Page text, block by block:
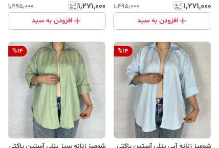
۱٬۲۷۱٬۰۰۰ ۱٬۴۹۵٬۰۰۰
افزودن به سبد
۱٬۲۷۱٬۰۰۰ ۱٬۴۹۵٬۰۰۰
افزودن به سبد
%14
شومیز زنانه آبی بنلی آستین پاکتی
%14
شومیز زنانه سبز بنلی آستین پاکتی